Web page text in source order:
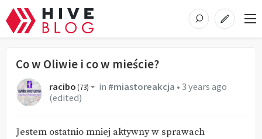
Co w Oliwie i co w mieście?
racibo(73) in #miastoreakcja •3 years ago
(edited)
Jestem ostatnio mniej aktywny w sprawach